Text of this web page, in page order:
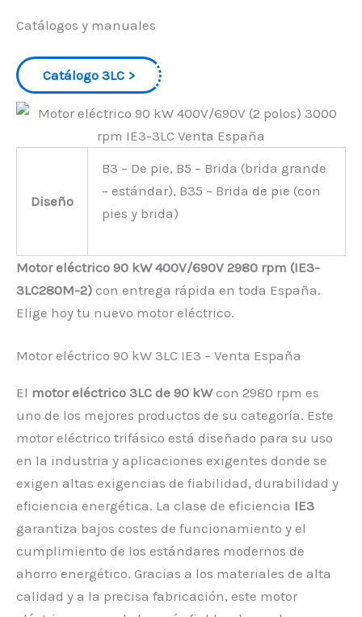
Catálogos y manuales
Catálogo 3LC
Diseño
B3 – De pie, B5 – Brida (brida grande
– estándar), B35 – Brida de pie (con
pies y brida)
Motor eléctrico 90 kW 400V/690V 2980 rpm (IE3-
3LC280M-2) con entrega rápida en toda España.
Elige hoy tu nuevo motor eléctrico.
Motor eléctrico 90 kW 3LC IE3 – Venta España
El motor eléctrico 3LC de 90 kWcon 2980 rpm es
uno de los mejores productos de su categoría. Este
motor eléctrico trifásico está diseñado para su uso
en la industria y aplicaciones exigentes donde se
exigen altas exigencias de fiabilidad, durabilidad y
eficiencia energética. La clase de eficiencia IE3
garantiza bajos costes de funcionamiento y el
cumplimiento de los estándares modernos de
ahorro energético. Gracias a los materiales de alta
calidad y a la precisa fabricación, este motor